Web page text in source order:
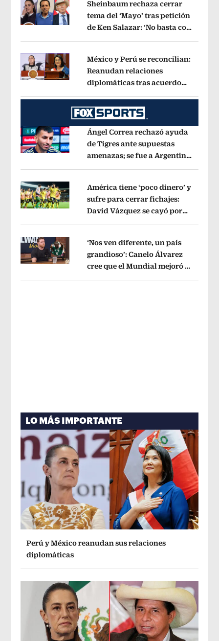
Opens in new window
Sheinbaum rechaza cerrar
tema del ‘Mayo’ tras petición
de Ken Salazar: ‘No basta con
Opens in new window
México y Perú se reconcilian:
Reanudan relaciones
diplomáticas tras acuerdo
Opens in new window
Ángel Correa rechazó ayuda
de Tigres ante supuestas
amenazas; se fue a Argentina
Opens in new window
América tiene ‘poco dinero’ y
sufre para cerrar fichajes:
David Vázquez se cayó por
Opens in new window
‘Nos ven diferente, un país
grandioso’: Canelo Álvarez
cree que el Mundial mejoró la
LO MÁS IMPORTANTE
Perú y México reanudan sus relaciones
diplomáticas